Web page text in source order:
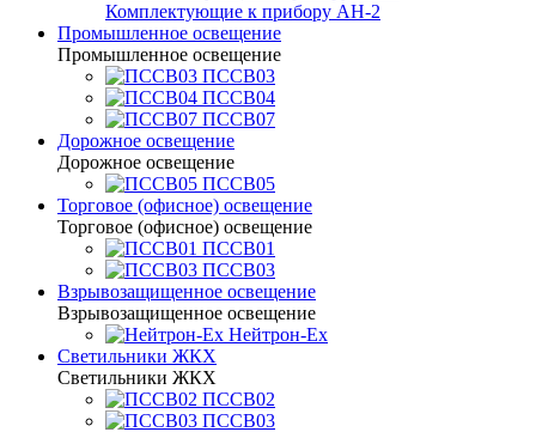
Комплектующие к прибору АН-2
Промышленное освещение
Промышленное освещение
ПССВ03
ПССВ04
ПССВ07
Дорожное освещение
Дорожное освещение
ПССВ05
Торговое (офисное) освещение
Торговое (офисное) освещение
ПССВ01
ПССВ03
Взрывозащищенное освещение
Взрывозащищенное освещение
Нейтрон-Ex
Светильники ЖКХ
Светильники ЖКХ
ПССВ02
ПССВ03